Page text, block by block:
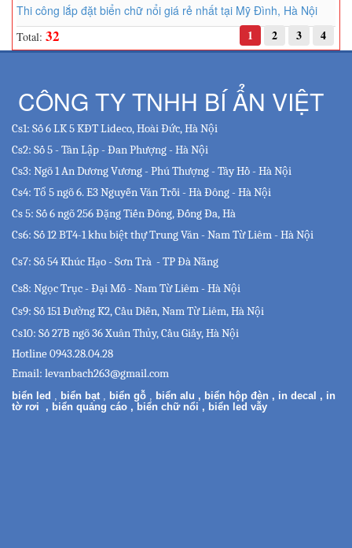
Thi công lắp đặt biển chữ nổi giá rẻ nhất tại Mỹ Đình, Hà Nội
Total: 32 1 2 3 4
CÔNG TY TNHH BÍ ẨN VIỆT
Cs1: Số 6 LK 5 KĐT Lideco, Hoài Đức, Hà Nội
Cs2: Số 5 - Tân Lập - Đan Phượng - Hà Nội
Cs3: Ngõ 1 An Dương Vương - Phú Thượng - Tây Hồ - Hà Nội
Cs4: Tổ 5 ngõ 6. E3 Nguyễn Văn Trỗi - Hà Đông - Hà Nội
Cs 5: Số 6 ngõ 256 Đặng Tiến Đông, Đống Đa, Hà
Cs6: Số 12 BT4-1 khu biệt thự Trung Văn - Nam Từ Liêm - Hà Nội
Cs7: Số 54 Khúc Hạo - Sơn Trà - TP Đà Nẵng
Cs8: Ngọc Trục - Đại Mỗ - Nam Từ Liêm - Hà Nội
Cs9: Số 151 Đường K2, Cầu Diễn, Nam Từ Liêm, Hà Nội
Cs10: Số 27B ngõ 36 Xuân Thủy, Cầu Giấy, Hà Nội
Hotline 0943.28.04.28
Email: levanbach263@gmail.com
biển led , biển bạt, biển gỗ , biển alu , biển hộp đèn , in decal , in
tờ rơi , biển quảng cáo , biển chữ nổi , biển led vẫy